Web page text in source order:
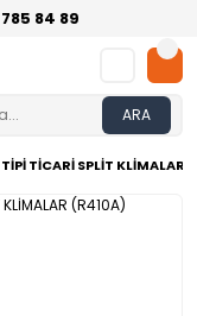
84 89
ARA
TİCARİ SPLİT KLİMALAR